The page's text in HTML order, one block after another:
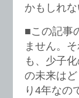
かもしれ
■この記事
ません。
も、少子
の未来は
り4年なの